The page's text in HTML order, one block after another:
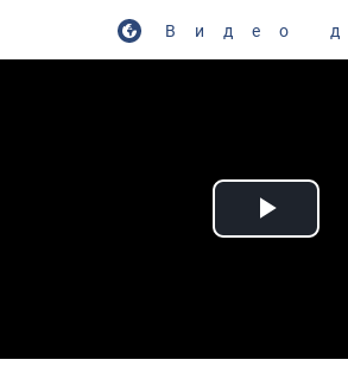
Видео
Play